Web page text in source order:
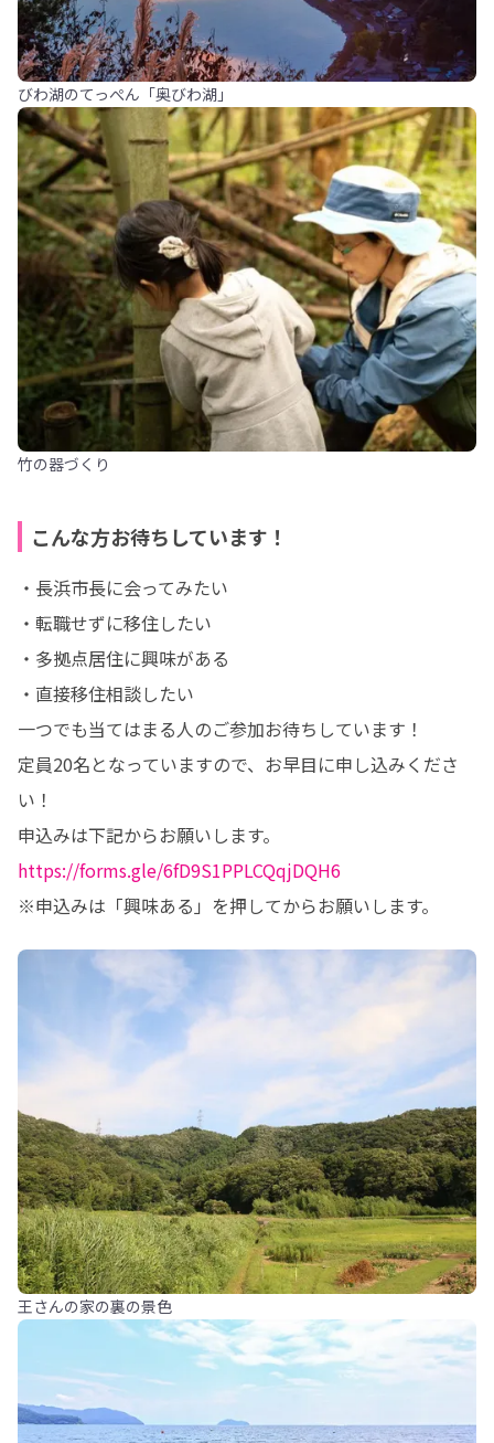
びわ湖のてっぺん「奥びわ湖」
竹の器づくり
こんな方お待ちしています！
・長浜市長に会ってみたい
・転職せずに移住したい
・多拠点居住に興味がある
・直接移住相談したい
一つでも当てはまる人のご参加お待ちしています！
定員20名となっていますので、お早目に申し込みくださ
い！
https://forms.gle/6fD9S1PPLCQqjDQH6
※申込みは「興味ある」を押してからお願いします。
王さんの家の裏の景色